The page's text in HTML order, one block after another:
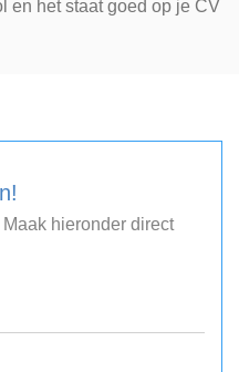
en het staat goed op je CV
hieronder direct